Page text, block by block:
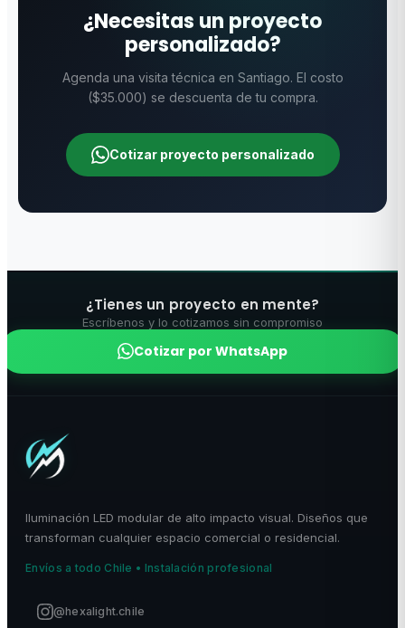
¿Necesitas un proyecto
personalizado?
Agenda una visita técnica en Santiago. El costo
($35.000) se descuenta de tu compra.
Cotizar proyecto personalizado
¿Tienes un proyecto en mente?
Escríbenos y lo cotizamos sin compromiso
Cotizar por WhatsApp
Iluminación LED modular de alto impacto visual. Diseños que
transforman cualquier espacio comercial o residencial.
Envíos a todo Chile • Instalación profesional
@hexalight.chile